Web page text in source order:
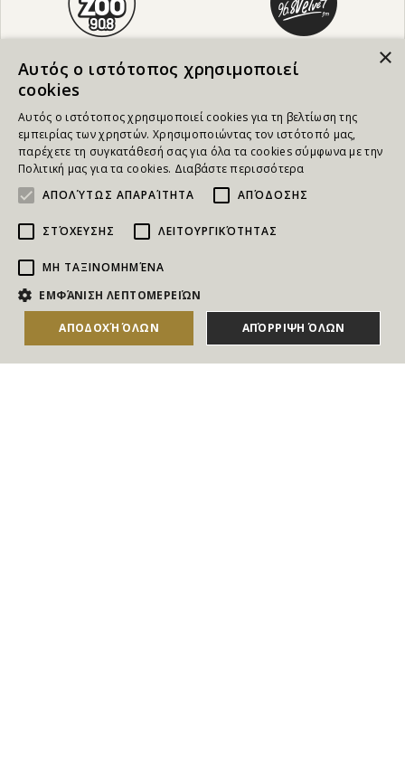
NEWSLETTER
Για να ενημερώνεστε άμεσα για τους Διαγωνισμούς, τα
Δώρα, τις Νέες Προσφορές & τις Νέες Δωροεπιταγές
×
Αυτός ο ιστότοπος χρησιμοποιεί
cookies
Αυτός ο ιστότοπος χρησιμοποιεί cookies για τη βελτίωση της
εμπειρίας των χρηστών. Χρησιμοποιώντας τον ιστότοπό μας,
παρέχετε τη συγκατάθεσή σας για όλα τα cookies σύμφωνα με την
Πολιτική μας για τα cookies. Διαβάστε περισσότερα
ΑΠΟΛΎΤΩΣ ΑΠΑΡΑΊΤΗΤΑ
ΑΠΌΔΟΣΗΣ
ΣΤΌΧΕΥΣΗΣ ΛΕΙΤΟΥΡΓΙΚΌΤΗΤΑΣ
ΜΗ ΤΑΞΙΝΟΜΗΜΈΝΑ
ΕΜΦΆΝΙΣΗ ΛΕΠΤΟΜΕΡΕΙΏΝ
ΑΠΟΔΟΧΉ ΌΛΩΝ ΑΠΌΡΡΙΨΗ ΌΛΩΝ